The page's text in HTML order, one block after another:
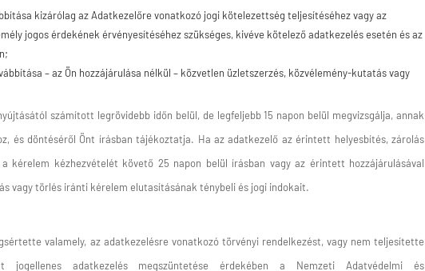
kizárólag az Adatkezelőre vonatkozó jogi kötelezettség teljesítéséhez vagy az
jogos érdekének érvényesítéséhez szükséges, kivéve kötelező adatkezelés esetén és az
– az Ön hozzájárulása nélkül – közvetlen üzletszerzés, közvélemény-kutatás vagy
számított legrövidebb időn belül, de legfeljebb 15 napon belül megvizsgálja, annak
és döntéséről Önt írásban tájékoztatja. Ha az adatkezelő az érintett helyesbítés, zárolás
kézhezvételét követő 25 napon belül írásban vagy az érintett hozzájárulásával
vagy törlés iránti kérelem elutasításának ténybeli és jogi indokait.
valamely, az adatkezelésre vonatkozó törvényi rendelkezést, vagy nem teljesítette
jogellenes adatkezelés megszüntetése érdekében a Nemzeti Adatvédelmi és